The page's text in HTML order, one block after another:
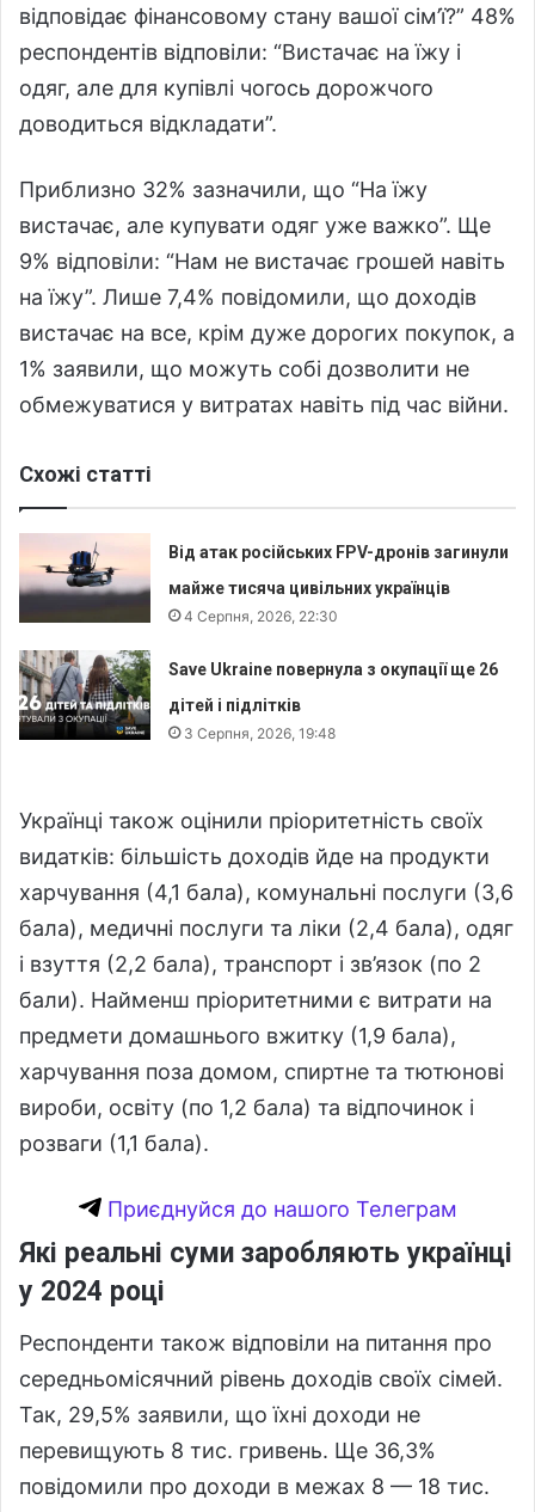
відповідає фінансовому стану вашої сім’ї?” 48%
респондентів відповіли: “Вистачає на їжу і
одяг, але для купівлі чогось дорожчого
доводиться відкладати”.
Приблизно 32% зазначили, що “На їжу
вистачає, але купувати одяг уже важко”. Ще
9% відповіли: “Нам не вистачає грошей навіть
на їжу”. Лише 7,4% повідомили, що доходів
вистачає на все, крім дуже дорогих покупок, а
1% заявили, що можуть собі дозволити не
обмежуватися у витратах навіть під час війни.
Схожі статті
Від атак російських FPV-дронів загинули
майже тисяча цивільних українців
4 Серпня, 2026, 22:30
Save Ukraine повернула з окупації ще 26
дітей і підлітків
3 Серпня, 2026, 19:48
Українці також оцінили пріоритетність своїх
видатків: більшість доходів йде на продукти
харчування (4,1 бала), комунальні послуги (3,6
бала), медичні послуги та ліки (2,4 бала), одяг
і взуття (2,2 бала), транспорт і зв’язок (по 2
бали). Найменш пріоритетними є витрати на
предмети домашнього вжитку (1,9 бала),
харчування поза домом, спиртне та тютюнові
вироби, освіту (по 1,2 бала) та відпочинок і
розваги (1,1 бала).
Приєднуйся до нашого Телеграм
Які реальні суми заробляють українці
у 2024 році
Респонденти також відповіли на питання про
середньомісячний рівень доходів своїх сімей.
Так, 29,5% заявили, що їхні доходи не
перевищують 8 тис. гривень. Ще 36,3%
повідомили про доходи в межах 8 — 18 тис.